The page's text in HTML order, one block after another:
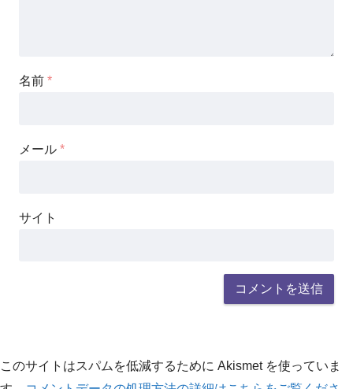
名前 *
メール *
サイト
このサイトはスパムを低減するために Akismet を使っていま